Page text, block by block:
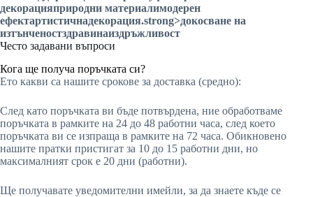
декорацияприродни материалимодерен
ефектартистичнадекорация.strong>докосване на
изтънченостздравинаиздръжливост
Често задавани въпроси
Кога ще получа поръчката си?
Ето какви са нашите срокове за доставка (средно):
След като поръчката ви бъде потвърдена, ние обработваме
поръчката в рамките на 24 до 48 работни часа, след което
поръчката ви се изпраща в рамките на 72 часа. Обикновено
нашите пратки пристигат за 10 до 15 работни дни, но
максималният срок е 20 дни (работни).
Ще получавате уведомителни имейли, за да знаете къде се